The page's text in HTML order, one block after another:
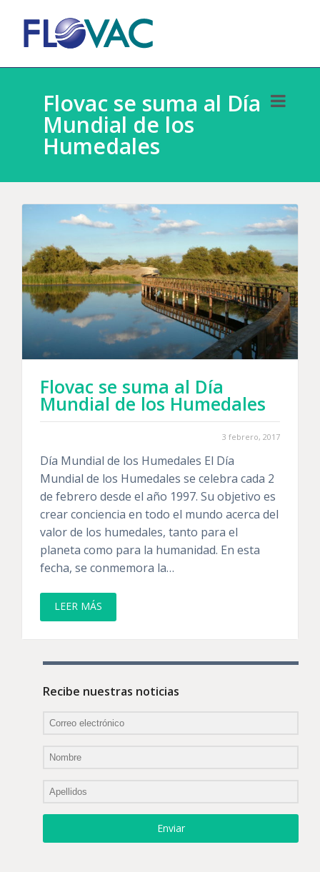
Flovac se suma al Día
Mundial de los
Humedales
Flovac se suma al Día
Mundial de los Humedales
3 febrero, 2017
Día Mundial de los Humedales El Día
Mundial de los Humedales se celebra cada 2
de febrero desde el año 1997. Su objetivo es
crear conciencia en todo el mundo acerca del
valor de los humedales, tanto para el
planeta como para la humanidad. En esta
fecha, se conmemora la…
LEER MÁS
Recibe nuestras noticias
Enviar